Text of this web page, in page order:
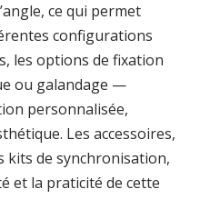
ce qui permet
configurations
les options de fixation
ou galandage —
personnalisée,
Les accessoires,
kits de synchronisation,
et la praticité de cette